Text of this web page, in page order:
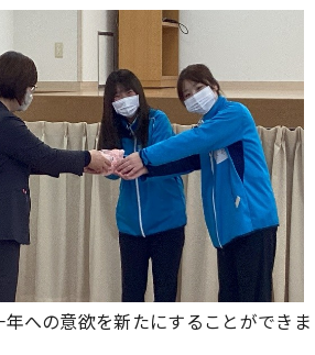
への意欲を新たにすることができ